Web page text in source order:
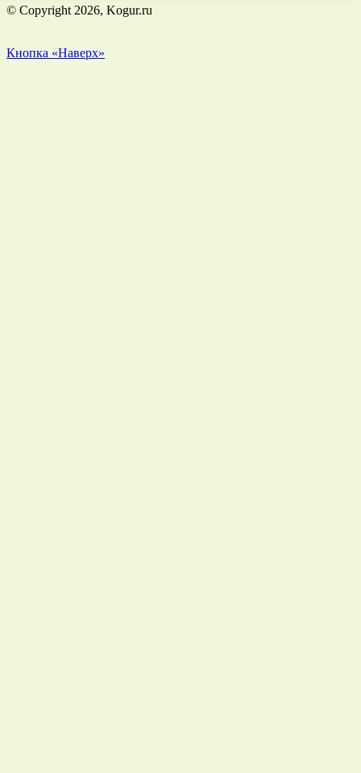
© Copyright 2026, Kogur.ru
Кнопка «Наверх»